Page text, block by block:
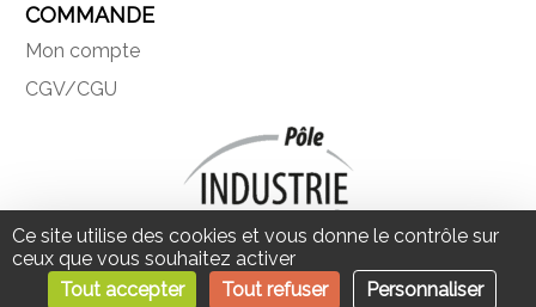
COMMANDE
Mon compte
CGV/CGU
Une société du Pôle industrie
Ce site utilise des cookies et vous donne le contrôle sur
ceux que vous souhaitez activer
Tout accepter
Tout refuser Personnaliser